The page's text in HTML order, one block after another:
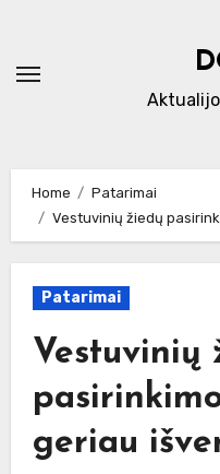
content
Home
Patarimai
Vestuvinių žiedų
Patarimai
Vestuvinių
geriau